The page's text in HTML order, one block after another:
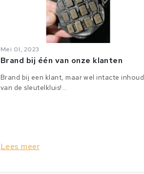
Mei 01, 2023
Brand bij één van onze klanten
Brand bij een klant, maar wel intacte inhoud
van de sleutelkluis!...
Lees meer